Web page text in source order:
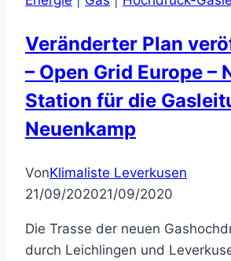
Erdgas
Veränderter Plan
– Open Grid Europe –
Station für die
Neuenkamp
VonKlimaliste Leverkusen
21/09/202021/09/2020
Die Trasse der neuen
durch Leichlingen und